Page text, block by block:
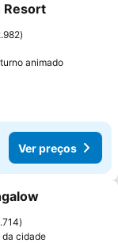
favoritos
Resort
animadoVer
Ver preços
favoritos
da cidade